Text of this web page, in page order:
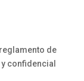
de
confidencial